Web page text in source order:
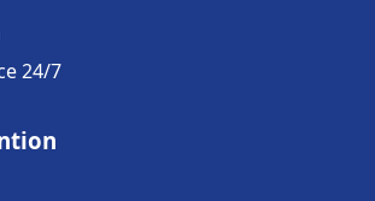
24/7